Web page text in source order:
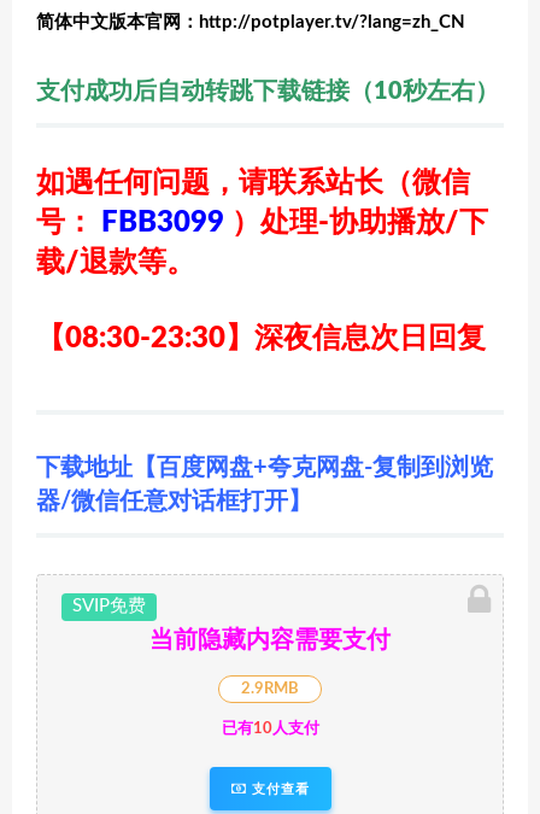
简体中文版本官网：http://potplayer.tv/?lang=zh_CN
支付成功后自动转跳下载链接（10秒左右）
如遇任何问题，请联系站长（微信
号：
FBB3099 ） 处理-协助播放/下
载/退款等。
【08:30-23:30】深夜信息次日回复
下载地址【百度网盘+夸克网盘-复制到浏览
器/微信任意对话框打开】
SVIP免费
当前隐藏内容需要支付
2.9RMB
已有10人支付
支付查看